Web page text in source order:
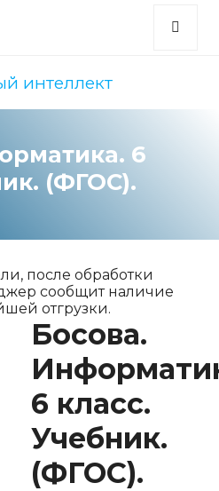
интеллект
6
(ФГОС).
после обработки
сообщит наличие
отгрузки.
Босова.
6 класс.
Учебник.
(ФГОС).